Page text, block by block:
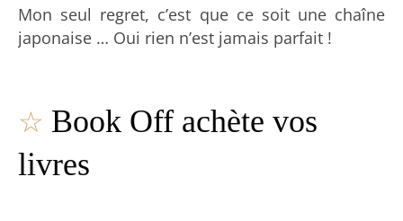
Mon seul regret, c’est que ce soit une chaîne
japonaise … Oui rien n’est jamais parfait !
☆ Book Off achète vos
livres